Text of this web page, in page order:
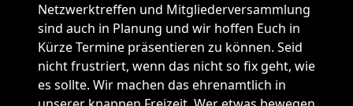
Netzwerktreffen und Mitgliederversammlung
sind auch in Planung und wir hoffen Euch in
Kürze Termine präsentieren zu können. Seid
nicht frustriert, wenn das nicht so fix geht, wie
es sollte. Wir machen das ehrenamtlich in